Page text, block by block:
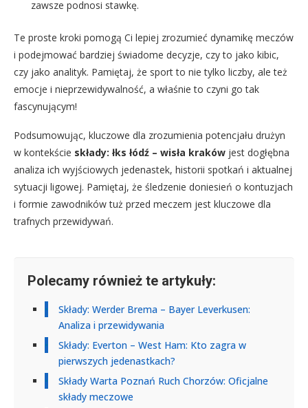
zawsze podnosi stawkę.
Te proste kroki pomogą Ci lepiej zrozumieć dynamikę meczów
i podejmować bardziej świadome decyzje, czy to jako kibic,
czy jako analityk. Pamiętaj, że sport to nie tylko liczby, ale też
emocje i nieprzewidywalność, a właśnie to czyni go tak
fascynującym!
Podsumowując, kluczowe dla zrozumienia potencjału drużyn
w kontekście składy: łks łódź – wisła kraków jest dogłębna
analiza ich wyjściowych jedenastek, historii spotkań i aktualnej
sytuacji ligowej. Pamiętaj, że śledzenie doniesień o kontuzjach
i formie zawodników tuż przed meczem jest kluczowe dla
trafnych przewidywań.
Polecamy również te artykuły:
Składy: Werder Brema – Bayer Leverkusen:
Analiza i przewidywania
Składy: Everton – West Ham: Kto zagra w
pierwszych jedenastkach?
Składy Warta Poznań Ruch Chorzów: Oficjalne
składy meczowe